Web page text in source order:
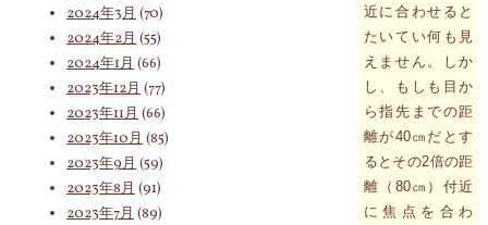
近に合わせると
たいてい何も見
えません。しか
し、もしも目か
ら指先までの距
離が40㎝だとす
るとその2倍の距
離（80㎝）付近
に焦点を合わ
2024年3月 (70)
2024年2月 (55)
2024年1月 (66)
2023年12月 (77)
2023年11月 (66)
2023年10月 (85)
2023年9月 (59)
2023年8月 (91)
2023年7月 (89)